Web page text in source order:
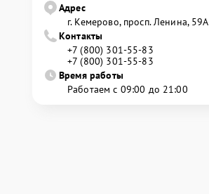
Адрес
г. Кемерово, просп. Ленина, 59А
Контакты
+7 (800) 301-55-83
+7 (800) 301-55-83
Время работы
Работаем с 09:00 до 21:00